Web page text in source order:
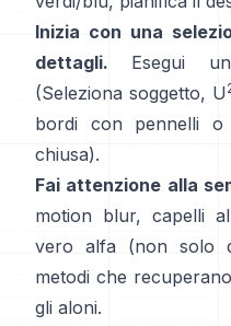
Inizia con una
dettagli. Esegui
(Seleziona soggetto, U
bordi con pennelli o
chiusa).
Fai attenzione alla
motion blur, capelli
vero alfa (non solo
metodi che
gli aloni.